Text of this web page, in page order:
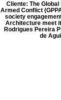
Cliente: The
Armed Conflict
society
Architecture meet
Rodrigues Pereira
de